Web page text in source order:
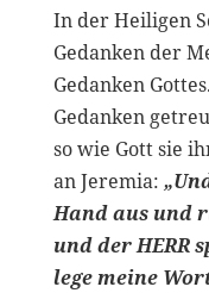
In der Heiligen
Gedanken der
Gedanken
Gedanken
so wie Gott sie
an Jeremia:
Hand aus und
und der HERR
lege meine